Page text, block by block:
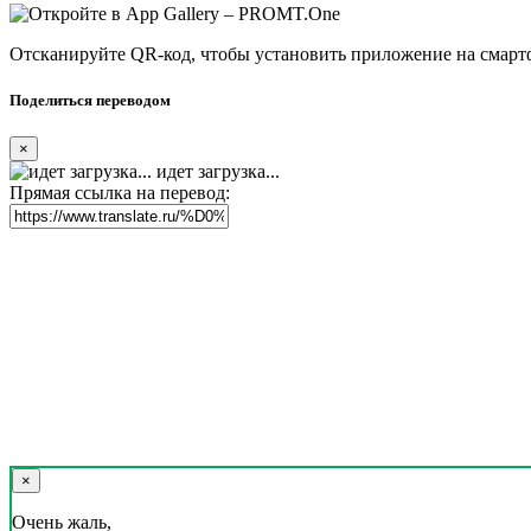
Отсканируйте QR-код, чтобы установить приложение на
Поделиться переводом
×
идет загрузка...
Прямая ссылка на перевод:
×
Очень жаль,